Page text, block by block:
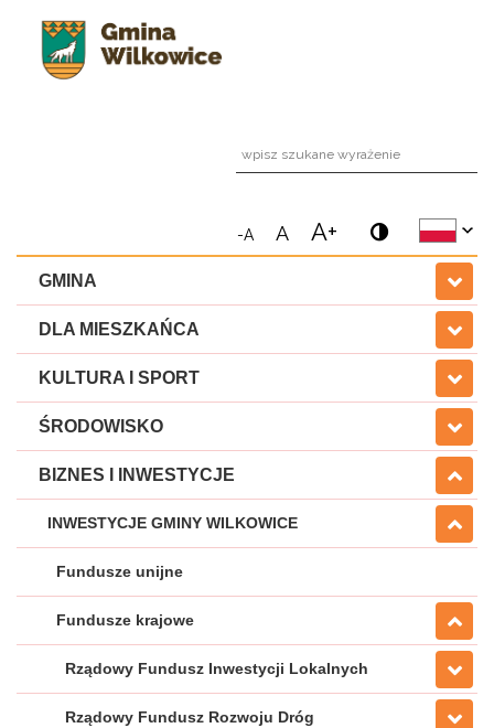
-A A A+
GMINA
DLA MIESZKAŃCA
KULTURA I SPORT
ŚRODOWISKO
BIZNES I INWESTYCJE
INWESTYCJE GMINY WILKOWICE
Fundusze unijne
Fundusze krajowe
Rządowy Fundusz Inwestycji Lokalnych
Rządowy Fundusz Rozwoju Dróg